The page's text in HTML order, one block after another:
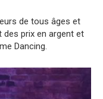
de tous âges et
des prix en argent et
Dancing.